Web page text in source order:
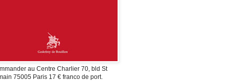
au Centre Charlier 70, bld St
75005 Paris 17 € franco de port.